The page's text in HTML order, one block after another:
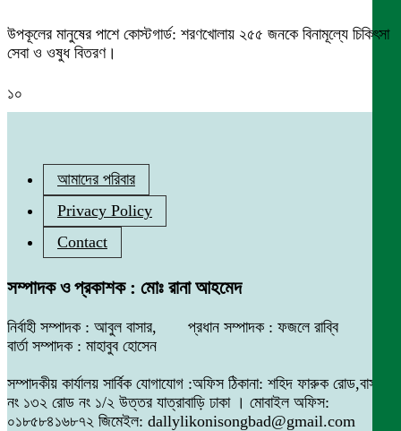
উপকূলের মানুষের পাশে কোস্টগার্ড: শরণখোলায় ২৫৫ জনকে বিনামূল্যে চিকিৎসা
সেবা ও ওষুধ বিতরণ।
১০
আমাদের পরিবার
Privacy Policy
Contact
সম্পাদক ও প্রকাশক : মোঃ রানা আহমেদ
নির্বাহী সম্পাদক : আবুল বাসার, প্রধান সম্পাদক : ফজলে রাব্বি
বার্তা সম্পাদক : মাহাবুব হোসেন
সম্পাদকীয় কার্যালয় সার্বিক যোগাযোগ :অফিস ঠিকানা: শহিদ ফারুক রোড,বাসা
নং ১৩২ রোড নং ১/২ উত্তর যাত্রাবাড়ি ঢাকা । মোবাইল অফিস:
০১৮৫৮৪১৬৮৭২ জিমেইল: dallylikonisongbad@gmail.com